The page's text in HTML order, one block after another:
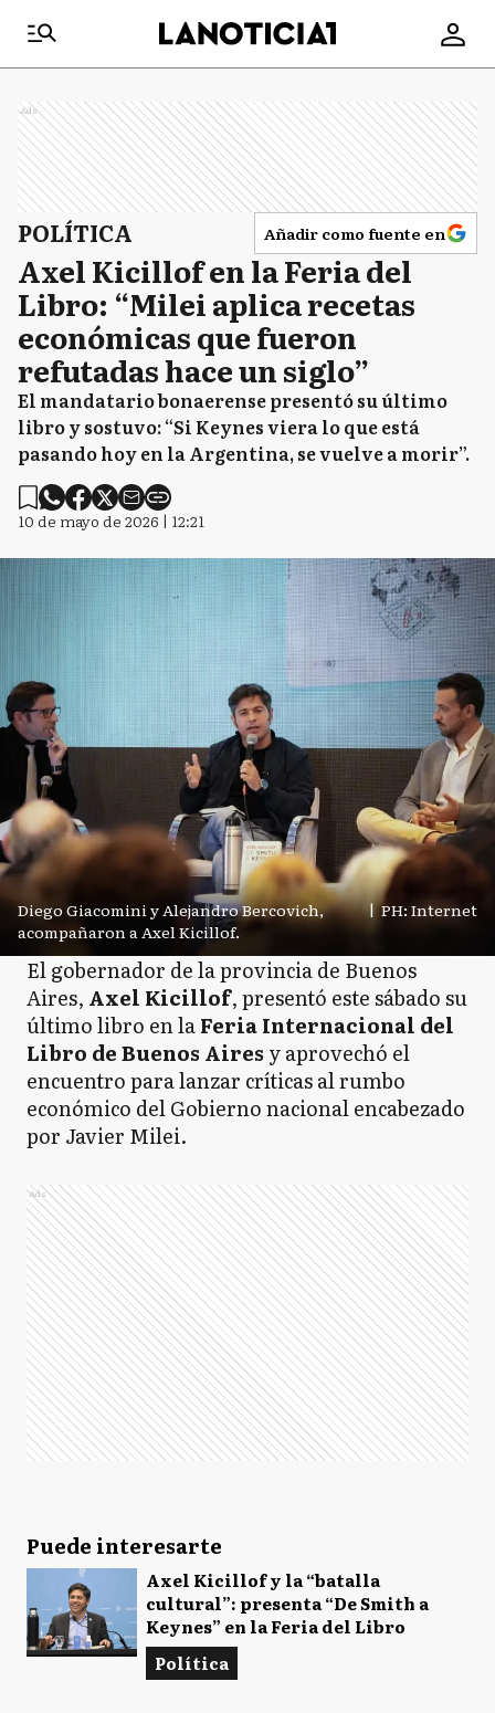
Ads
POLÍTICA Añadir como fuente en
Axel Kicillof en la Feria del
Libro: “Milei aplica recetas
económicas que fueron
refutadas hace un siglo”
El mandatario bonaerense presentó su último
libro y sostuvo: “Si Keynes viera lo que está
pasando hoy en la Argentina, se vuelve a morir”.
10 de mayo de 2026 | 12:21
Diego Giacomini y Alejandro Bercovich,
acompañaron a Axel Kicillof.
| PH: Internet
El gobernador de la provincia de Buenos
Aires, Axel Kicillof, presentó este sábado su
último libro en laFeria Internacional del
Libro de Buenos Aires y aprovechó el
encuentro para lanzar críticas al rumbo
económico del Gobierno nacional encabezado
por Javier Milei.
Ads
Puede interesarte
Axel Kicillof y la “batalla
cultural”: presenta “De Smith a
Keynes” en la Feria del Libro
Política